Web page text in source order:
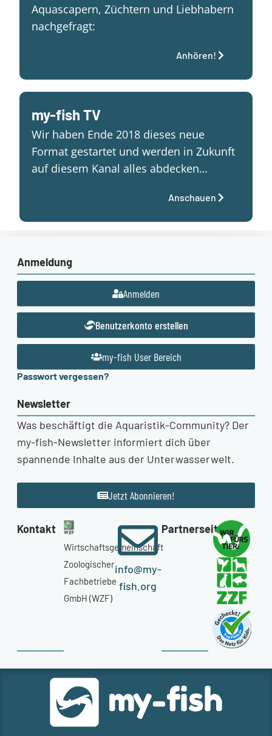
Aquascapern, Züchtern und Liebhabern
nachgefragt:
Anhören!
my-fish TV
Wir haben Ende 2018 dieses neue
Format gestartet und werden in Zukunft
auf diesem Kanal alles abdecken…
Anschauen
Anmeldung
Anmelden
Benutzerkonto erstellen
my-fish User Bereich
Passwort vergessen?
Newsletter
Was beschäftigt die Aquaristik-Community? Der
my-fish-Newsletter informiert dich über
spannende Inhalte aus der Unterwasserwelt.
Jetzt Abonnieren!
Kontakt
Wirtschaftsgemeinschaft
Zoologischer
Fachbetriebe
GmbH (WZF)
info@my-
fish.org
Partnerseiten